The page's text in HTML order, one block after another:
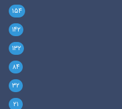
۱۵۴
۱۴۲
۱۳۲
۸۴
۳۲
۲۱